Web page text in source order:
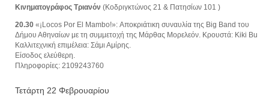
Κινηματογράφος Τριανόν (Κοδριγκτώνος 21 & Πατησίων 101 )
20.30 «¡Locos Por El Mambo!»: Αποκριάτικη συναυλία της Big Band του
Δήμου Αθηναίων με τη συμμετοχή της Μάρθας Μορελεόν. Κρουστά: Kiki Bu
Καλλιτεχνική επιμέλεια: Σάμι Αμίρης.
Είσοδος ελεύθερη.
Πληροφορίες: 2109243760
Τετάρτη 22 Φεβρουαρίου